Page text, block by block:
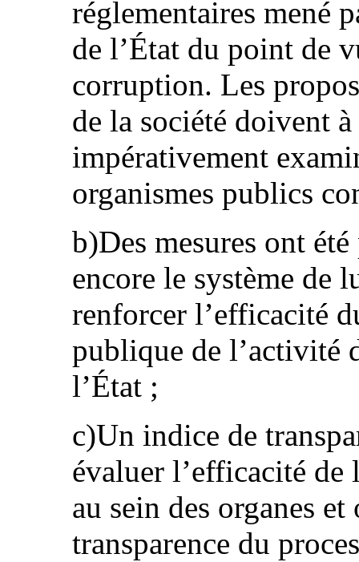
réglementaires mené
de l’État du point de
corruption. Les
de la société doivent
impérativement
organismes publics
b)Des mesures ont
encore le système de
renforcer l’efficacité
publique de l’activité
l’État ;
c)Un indice de
évaluer l’efficacité
au sein des organes
transparence du